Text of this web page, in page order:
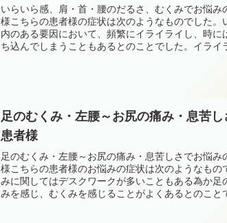
いらいら感、肩・首・腰のだるさ、むくみでお悩み
様こちらの患者様の症状は次のようなものでした。
内のある要因において、頻繁にイライライし、時に
ち込んでしまうこともあるとのことでした。イライ
足のむくみ・左腰～お尻の痛み・息苦
患者様
足のむくみ・左腰～お尻の痛み・息苦しさでお悩み
様こちらの患者様のお悩みの症状は次のようなもの
みに関してはデスクワークが多いこともある為か足
みを感じ、むくみを感じることがよくあるとのこと